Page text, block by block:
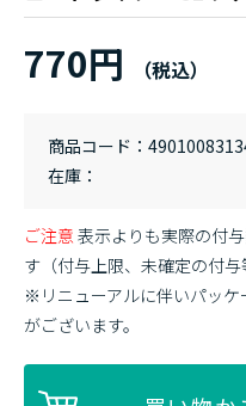
770円
商品コード
在庫
ご注意 表示よりも実際の付
す（付与上限、未確定の付与
※リニューアルに伴いパッ
がございます。